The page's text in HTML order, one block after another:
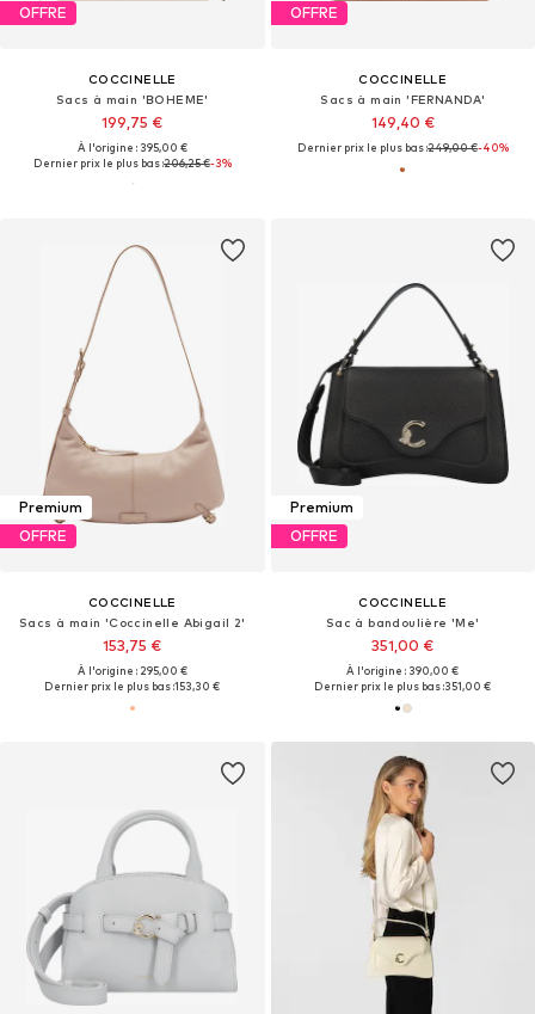
OFFRE
COCCINELLE
Sacs à main 'BOHEME'
199,75 €
À l'origine : 395,00 €
Dernier prix le plus bas :206,25 €-3%
OFFRE
COCCINELLE
Sacs à main 'FERNANDA'
149,40 €
Dernier prix le plus bas :249,00 €-40%
Premium
OFFRE
COCCINELLE
Sacs à main 'Coccinelle Abigail 2'
153,75 €
À l'origine : 295,00 €
Dernier prix le plus bas :153,30 €
Premium
OFFRE
COCCINELLE
Sac à bandoulière 'Me'
351,00 €
À l'origine : 390,00 €
Dernier prix le plus bas :351,00 €